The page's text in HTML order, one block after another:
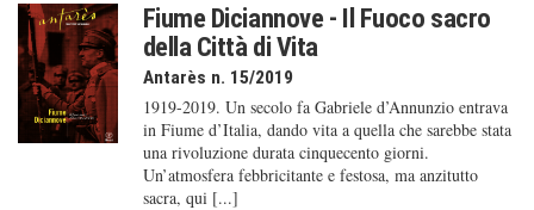
Fiume Diciannove - Il Fuoco sacro
della Città di Vita
Antarès n. 15/2019
1919-2019. Un secolo fa Gabriele d’Annunzio entrava
in Fiume d’Italia, dando vita a quella che sarebbe stata
una rivoluzione durata cinquecento giorni.
Un’atmosfera febbricitante e festosa, ma anzitutto
sacra, qui [...]